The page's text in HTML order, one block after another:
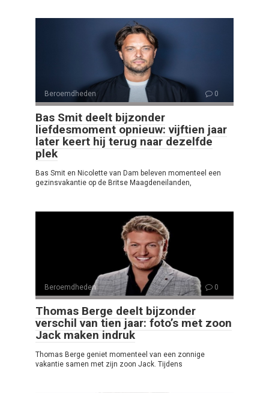
Beroemdheden 0
Bas Smit deelt bijzonder
liefdesmoment opnieuw: vijftien jaar
later keert hij terug naar dezelfde
plek
Bas Smit en Nicolette van Dam beleven momenteel een
gezinsvakantie op de Britse Maagdeneilanden,
Beroemdheden 0
Thomas Berge deelt bijzonder
verschil van tien jaar: foto’s met zoon
Jack maken indruk
Thomas Berge geniet momenteel van een zonnige
vakantie samen met zijn zoon Jack. Tijdens